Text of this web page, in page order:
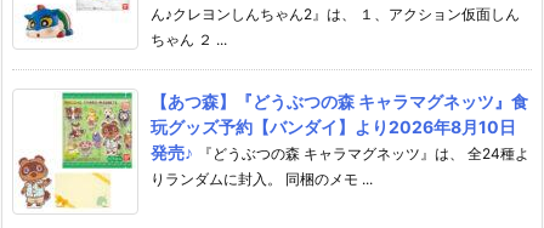
ん♪クレヨンしんちゃん2』は、 １、アクション仮面しん
ちゃん ２ ...
【あつ森】『どうぶつの森 キャラマグネッツ』食
玩グッズ予約【バンダイ】より2026年8月10日
発売♪
『どうぶつの森 キャラマグネッツ』は、 全24種よ
りランダムに封入。 同梱のメモ ...